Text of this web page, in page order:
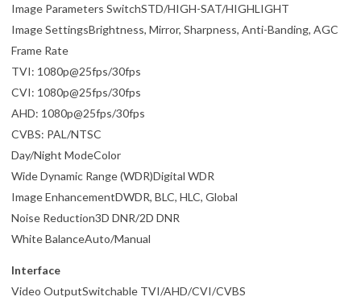
Image Parameters SwitchSTD/HIGH-SAT/HIGHLIGHT
Image SettingsBrightness, Mirror, Sharpness, Anti-Banding, AGC
Frame Rate
TVI: 1080p@25fps/30fps
CVI: 1080p@25fps/30fps
AHD: 1080p@25fps/30fps
CVBS: PAL/NTSC
Day/Night ModeColor
Wide Dynamic Range (WDR)Digital WDR
Image EnhancementDWDR, BLC, HLC, Global
Noise Reduction3D DNR/2D DNR
White BalanceAuto/Manual
Interface
Video OutputSwitchable TVI/AHD/CVI/CVBS